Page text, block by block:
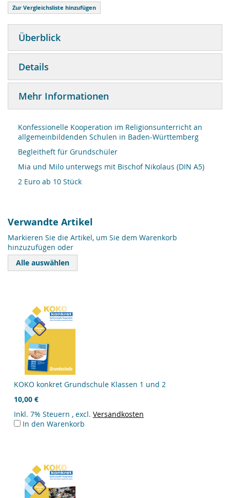
Zur Vergleichsliste hinzufügen
Überblick
Details
Mehr Informationen
Konfessionelle Kooperation im Religionsunterricht an
allgemeinbildenden Schulen in Baden-Württemberg
Begleitheft für Grundschüler
Mia und Milo unterwegs mit Bischof Nikolaus (DIN A5)
2 Euro ab 10 Stück
Verwandte Artikel
Markieren Sie die Artikel, um Sie dem Warenkorb
hinzuzufügen oder
Alle auswählen
KOKO konkret Grundschule Klassen 1 und 2
10,00 €
Inkl. 7% Steuern , excl. Versandkosten
In den Warenkorb